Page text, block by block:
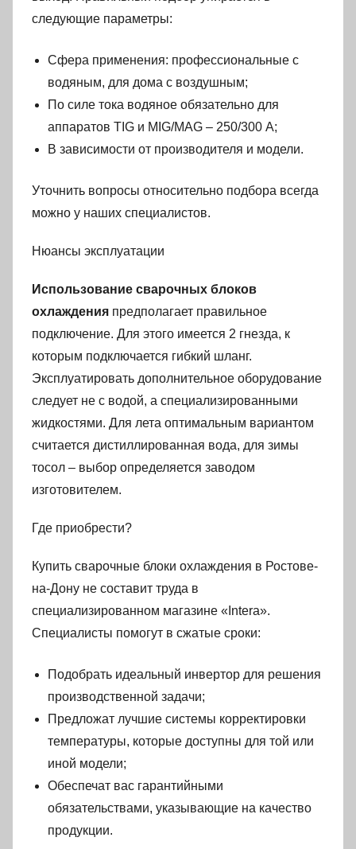
следующие параметры:
Сфера применения: профессиональные с
водяным, для дома с воздушным;
По силе тока водяное обязательно для
аппаратов TIG и MIG/MAG – 250/300 А;
В зависимости от производителя и модели.
Уточнить вопросы относительно подбора всегда
можно у наших специалистов.
Нюансы эксплуатации
Использование сварочных блоков
охлаждения предполагает правильное
подключение. Для этого имеется 2 гнезда, к
которым подключается гибкий шланг.
Эксплуатировать дополнительное оборудование
следует не с водой, а специализированными
жидкостями. Для лета оптимальным вариантом
считается дистиллированная вода, для зимы
тосол – выбор определяется заводом
изготовителем.
Где приобрести?
Купить сварочные блоки охлаждения в Ростове-
на-Дону не составит труда в
специализированном магазине «Intera».
Специалисты помогут в сжатые сроки:
Подобрать идеальный инвертор для решения
производственной задачи;
Предложат лучшие системы корректировки
температуры, которые доступны для той или
иной модели;
Обеспечат вас гарантийными
обязательствами, указывающие на качество
продукции.